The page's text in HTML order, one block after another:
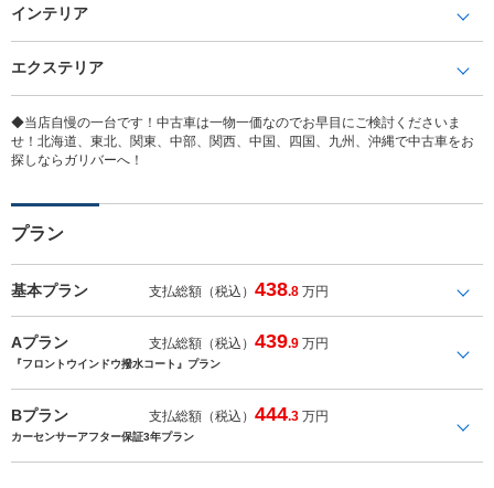
インテリア
エクステリア
◆当店自慢の一台です！中古車は一物一価なのでお早目にご検討くださいま
せ！北海道、東北、関東、中部、関西、中国、四国、九州、沖縄で中古車をお
探しならガリバーへ！
プラン
基本プラン 支払総額（税込）438.8 万円
Aプラン 支払総額（税込）439.9 万円
『フロントウインドウ撥水コート』プラン
Bプラン 支払総額（税込）444.3 万円
カーセンサーアフター保証3年プラン